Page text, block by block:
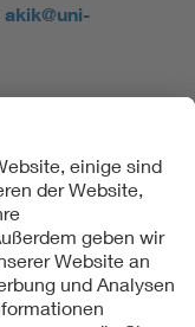
akik@uni-